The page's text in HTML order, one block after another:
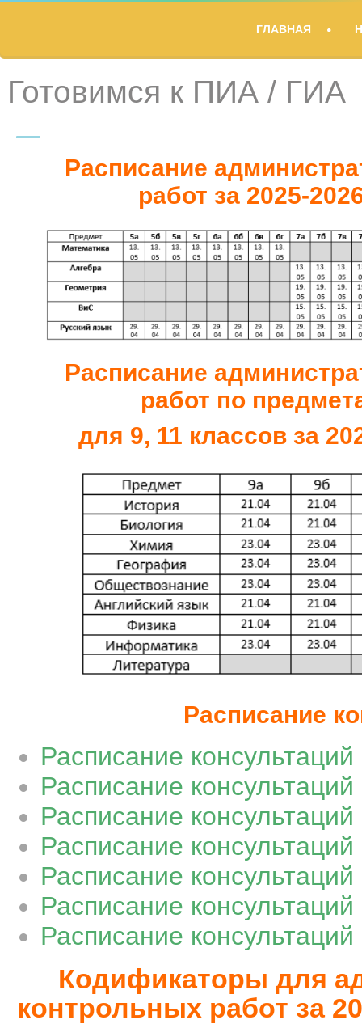
ГЛАВНАЯ
Готовимся к ПИА / ГИА
Расписание
работ за 2025-
Расписание
работ по
для 9, 11 классов за
Расписание
Расписание
Расписание
Расписание
Расписание
Расписание
Расписание
Расписание
Кодификаторы для
контрольных работ за